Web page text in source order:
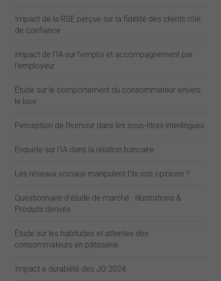
Impact de la RSE perçue sur la fidélité des clients rôle
de confiance
Impact de l'IA sur l'emploi et accompagnement par
l'employeur
Étude sur le comportement du consommateur envers
le luxe
Perception de l'humour dans les sous-titres interlingues
Enquete sur l'IA dans la relation bancaire
Les réseaux sociaux manipulent t'ils nos opinions ?
Questionnaire d'étude de marché : Illustrations &
Produits dérivés
Étude sur les habitudes et attentes des
consommateurs en pâtisserie
Impact e durabilité des JO 2024